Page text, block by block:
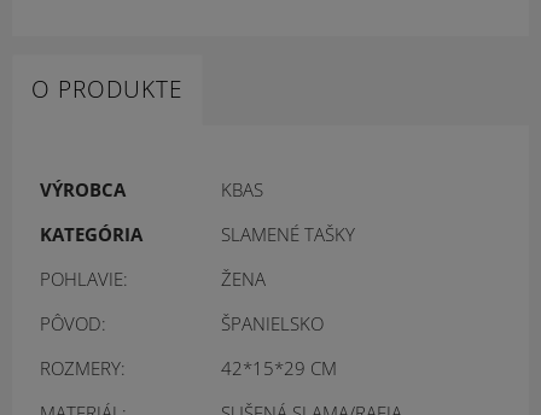
O PRODUKTE
VÝROBCA
KBAS
KATEGÓRIA
SLAMENÉ TAŠKY
POHLAVIE:
ŽENA
PÔVOD:
ŠPANIELSKO
ROZMERY:
42*15*29 CM